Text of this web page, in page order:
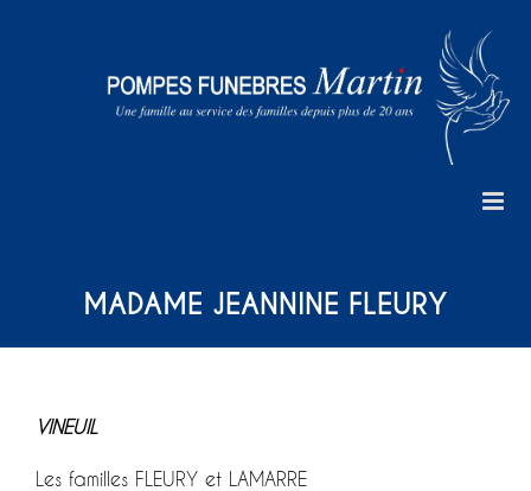
MADAME JEANNINE FLEURY
VINEUIL
Les familles FLEURY et LAMARRE